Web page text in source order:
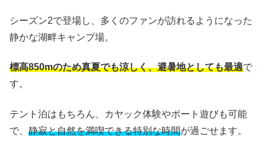
シーズン2で登場し、多くのファンが訪れるようになった
静かな湖畔キャンプ場。
標高850mのため真夏でも涼しく、避暑地としても最適で
す。
テント泊はもちろん、カヤック体験やボート遊びも可能
で、 静寂と自然を満喫できる特別な時間が過ごせます。